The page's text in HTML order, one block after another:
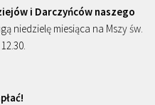
i Darczyńców naszego
niedzielę miesiąca na Mszy św.